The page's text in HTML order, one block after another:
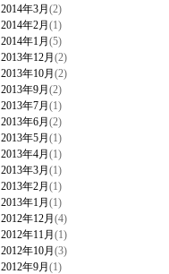
2014年3月 (2)
2014年2月 (1)
2014年1月 (5)
2013年12月 (2)
2013年10月 (2)
2013年9月 (2)
2013年7月 (1)
2013年6月 (2)
2013年5月 (1)
2013年4月 (1)
2013年3月 (1)
2013年2月 (1)
2013年1月 (1)
2012年12月 (4)
2012年11月 (1)
2012年10月 (3)
2012年9月 (1)